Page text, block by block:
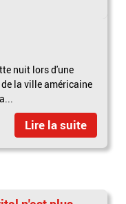
nuit lors d'une
la ville américaine
Lire la suite